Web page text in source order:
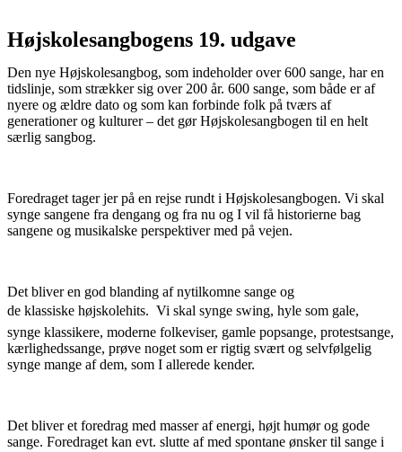
Højskolesangbogens 19. udgave
Den nye Højskolesangbog, som indeholder over 600 sange, har en
tidslinje, som strækker sig over 200 år. 600 sange, som både er af
nyere og ældre dato og som kan forbinde folk på tværs af
generationer og kulturer – det gør Højskolesangbogen til en helt
særlig sangbog.
Foredraget tager jer på en rejse rundt i Højskolesangbogen. Vi skal
synge sangene fra dengang og fra nu og I vil få historierne bag
sangene og musikalske perspektiver med på vejen.
Det bliver en god blanding af nytilkomne sange og
de klassiske højskolehits. Vi skal synge swing, hyle som gale,
synge klassikere, moderne folkeviser, gamle popsange, protestsange,
kærlighedssange, prøve noget som er rigtig svært og selvfølgelig
synge mange af dem, som I allerede kender.
Det bliver et foredrag med masser af energi, højt humør og gode
sange. Foredraget kan evt. slutte af med spontane ønsker til sange i